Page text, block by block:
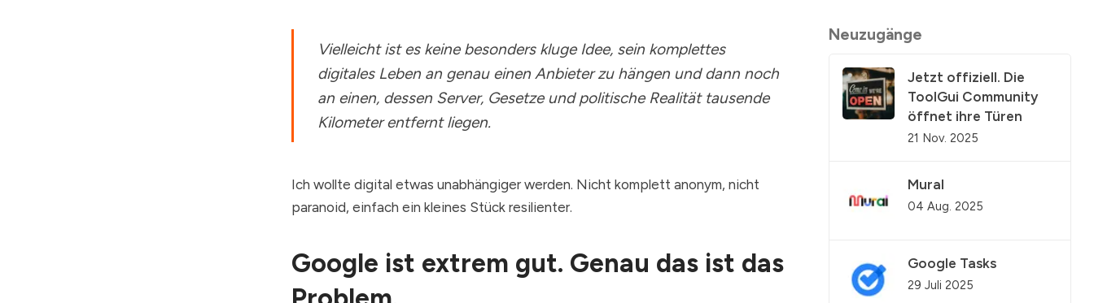
Vielleicht ist es keine besonders kluge Idee, sein komplettes
digitales Leben an genau einen Anbieter zu hängen und dann noch
an einen, dessen Server, Gesetze und politische Realität tausende
Kilometer entfernt liegen.
Ich wollte digital etwas unabhängiger werden. Nicht komplett anonym, nicht
paranoid, einfach ein kleines Stück resilienter.
Google ist extrem gut. Genau das ist das
Neuzugänge
Jetzt offiziell. Die
ToolGui Community
öffnet ihre Türen
21 Nov. 2025
Mural
04 Aug. 2025
Google Tasks
29 Juli 2025